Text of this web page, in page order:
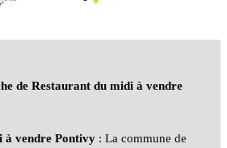
de Restaurant du midi à vendre
à vendre Pontivy: La commune de